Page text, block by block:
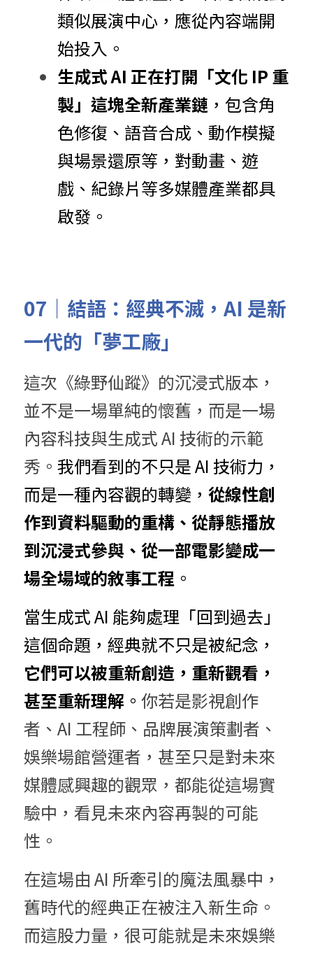
類似展演中心，應從內容端開
始投入。
生成式 AI 正在打開「文化 IP 重
製」這塊全新產業鏈 ，包含角
色修復、語音合成、動作模擬
與場景還原等，對動畫、遊
戲、紀錄片等多媒體產業都具
啟發。
07｜結語：經典不滅，AI 是新
一代的「夢工廠」
這次《綠野仙蹤》的沉浸式版本，
並不是一場單純的懷舊，而是一場
內容科技與生成式 AI 技術的示範
秀。 我們看到的不只是 AI 技術力，
而是一種內容觀的轉變， 從線性創
作到資料驅動的重構、從靜態播放
到沉浸式參與、從一部電影變成一
場全場域的敘事工程 。
當生成式 AI 能夠處理「回到過去」
這個命題，經典就不只是被紀念，
它們可以被重新創造，重新觀看，
甚至重新理解 。 你若是影視創作
者、AI 工程師、品牌展演策劃者、
娛樂場館營運者，甚至只是對未來
媒體感興趣的觀眾，都能從這場實
驗中，看見未來內容再製的可能
性。
在這場由 AI 所牽引的魔法風暴中，
舊時代的經典正在被注入新生命。
而這股力量，很可能就是未來娛樂